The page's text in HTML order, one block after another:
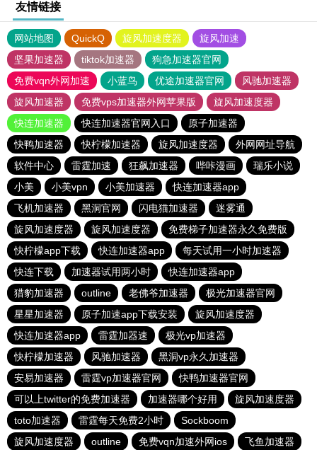
友情链接
网站地图 QuickQ 旋风加速度器
旋风加速
坚果加速器
tiktok加速器
狗急加速器官网
免费vqn外网加速
小蓝鸟 优途加速器官网
风驰加速器
旋风加速器
免费vps加速器外网苹果版
旋风加速度器
快连加速器
快连加速器官网入口
原子加速器
快鸭加速器
快柠檬加速器 旋风加速度器
外网网址导航
软件中心
雷霆加速 狂飙加速器 哔咔漫画
瑞乐小说
小美
小美vpn 小美加速器
快连加速器app
飞机加速器
黑洞官网 闪电猫加速器
迷雾通
旋风加速度器
旋风加速度器
免费梯子加速器永久免费版
快柠檬app下载
快连加速器app
每天试用一小时加速器
快连下载
加速器试用两小时
快连加速器app
猎豹加速器
outline 老佛爷加速器
极光加速器官网
星星加速器
原子加速app下载安装
旋风加速度器
快连加速器app
雷霆加器速
极光vp加速器
快柠檬加速器
风驰加速器
黑洞vp永久加速器
安易加速器
雷霆vp加速器官网
快鸭加速器官网
可以上twitter的免费加速器
加速器哪个好用
旋风加速度器
toto加速器
雷霆每天免费2小时
Sockboom
旋风加速度器
outline 免费vqn加速外网ios 飞鱼加速器